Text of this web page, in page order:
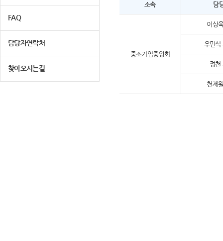
FAQ
담당자연락처
찾아오시는길
소속 담
중소기업중앙회
이상
우민식
정천
천제